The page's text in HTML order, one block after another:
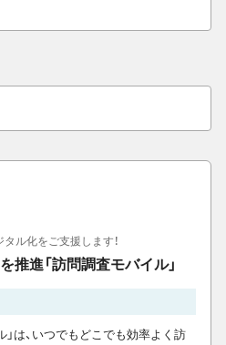
ル化をご支援します！
推進「訪問調査モバイル」
」は、いつでもどこでも効率よく訪